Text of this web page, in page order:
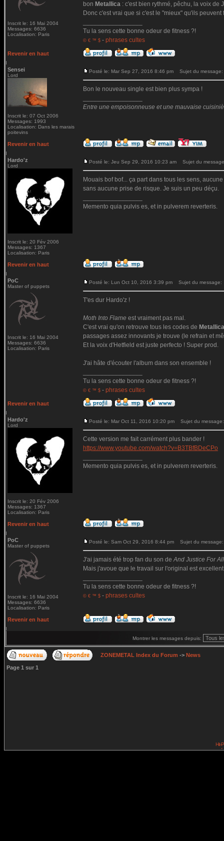
Inscrit le: 16 Mai 2004
Messages: 6636
Localisation: Paris
bon Metallica : c'est bien rythmé, pêchu, la voix de
Donc c'est vrai que si c'est le "mieux" qu'ils
Tu la sens cette bonne odeur de fitness ?!
© € ™ $ - phrases cultes
Revenir en haut
Sensei
Lord
Inscrit le: 07 Oct 2006
Messages: 1993
Localisation: Dans les marais
poitevins
Posté le: Mar Sep 27, 2016 8:46 pm Sujet du message:
Bon le nouveau single est bien plus sympa !
Entre une empoisonneuse et une mauvaise
Revenir en haut
Hardo'z
Lord
Inscrit le: 20 Fév 2006
Messages: 1367
Localisation: Paris
Posté le: Jeu Sep 29, 2016 10:23 am Sujet du
Mouais bof bof... ça part dans tous les sens,
sans aucune prise de risque. Je suis un peu déçu.
Memento quia pulvis es, et in pulverem reverteris.
Revenir en haut
PoC
Master of puppets
Inscrit le: 16 Mai 2004
Messages: 6636
Localisation: Paris
Posté le: Lun Oct 10, 2016 3:39 pm Sujet du message:
T'es dur Hardo'z !
Moth Into Flame est vraiment pas mal.
C'est vrai qu'on retrouve tous les codes de Metallica
passages assez innovants je trouve (le refrain et
Et la voix d'Hetfield est juste perfecto ! Super prod.
J'ai hâte d'écouter l'album dans son ensemble !
Tu la sens cette bonne odeur de fitness ?!
© € ™ $ - phrases cultes
Revenir en haut
Hardo'z
Lord
Inscrit le: 20 Fév 2006
Messages: 1367
Localisation: Paris
Posté le: Mar Oct 11, 2016 10:20 pm Sujet du message:
Cette version me fait carrément plus bander !
https://www.youtube.com/watch?v=B3TBfBDeCPo
Memento quia pulvis es, et in pulverem reverteris.
Revenir en haut
PoC
Master of puppets
Inscrit le: 16 Mai 2004
Messages: 6636
Localisation: Paris
Posté le: Sam Oct 29, 2016 8:44 pm Sujet du message:
J'ai jamais été trop fan du son deAnd Justice For
Mais j'avoue que le travail sur l'original est
Tu la sens cette bonne odeur de fitness ?!
© € ™ $ - phrases cultes
Revenir en haut
Montrer les messages depuis:
ZONEMETAL Index du Forum -> News
Page 1 sur 1